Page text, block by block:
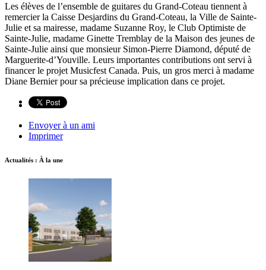
Les élèves de l’ensemble de guitares du Grand-Coteau tiennent à
remercier la Caisse Desjardins du Grand-Coteau, la Ville de Sainte-
Julie et sa mairesse, madame Suzanne Roy, le Club Optimiste de
Sainte-Julie, madame Ginette Tremblay de la Maison des jeunes de
Sainte-Julie ainsi que monsieur Simon-Pierre Diamond, député de
Marguerite-d’Youville. Leurs importantes contributions ont servi à
financer le projet Musicfest Canada. Puis, un gros merci à madame
Diane Bernier pour sa précieuse implication dans ce projet.
Envoyer à un ami
Imprimer
Actualités : À la une